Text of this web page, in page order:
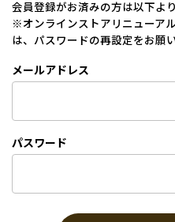
会員登録がお済みの方は以下よ
※オンラインストアリニューア
は、パスワードの再設定をお願
メールアドレス
パスワード